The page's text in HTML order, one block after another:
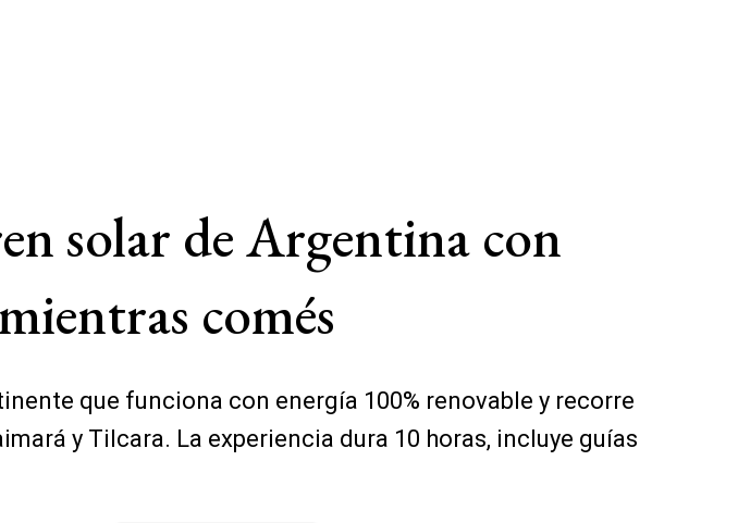
solar de Argentina con
comés
que funciona con energía 100% renovable y recorre
y Tilcara. La experiencia dura 10 horas, incluye guías